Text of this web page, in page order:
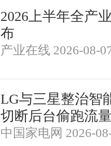
2026上半年全产
布
产业在线 2026-08-
LG与三星整治智
切断后台偷跑流
中国家电网 2026-